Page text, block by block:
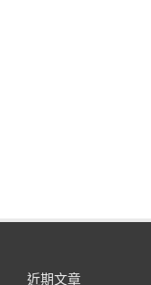
近期文章